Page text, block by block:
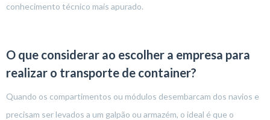
conhecimento técnico mais apurado.
O que considerar ao escolher a empresa para
realizar o transporte de container?
Quando os compartimentos ou módulos desembarcam dos navios e
precisam ser levados a um galpão ou armazém, o ideal é que o